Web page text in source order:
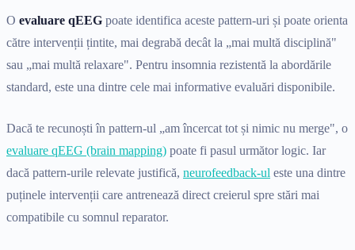
O evaluare qEEG poate identifica aceste pattern-uri și poate orienta
către intervenții țintite, mai degrabă decât la „mai multă disciplină"
sau „mai multă relaxare". Pentru insomnia rezistentă la abordările
standard, este una dintre cele mai informative evaluări disponibile.
Dacă te recunoști în pattern-ul „am încercat tot și nimic nu merge", o
evaluare qEEG (brain mapping) poate fi pasul următor logic. Iar
dacă pattern-urile relevate justifică, neurofeedback-ul este una dintre
puținele intervenții care antrenează direct creierul spre stări mai
compatibile cu somnul reparator.